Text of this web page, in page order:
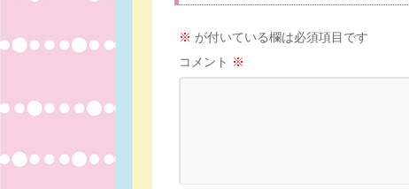
※ が付いている欄は必須項目です
コメント ※